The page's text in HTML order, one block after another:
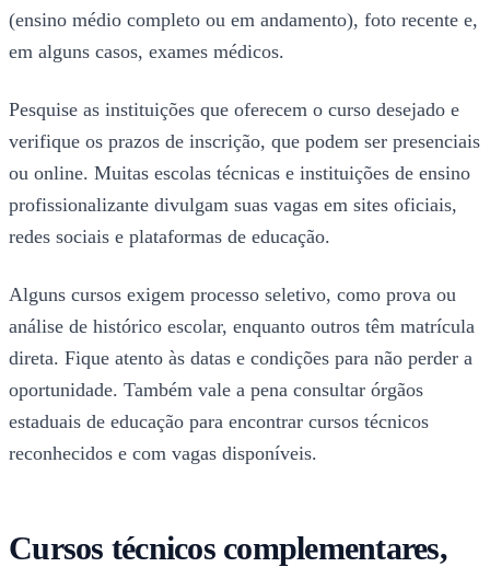
(ensino médio completo ou em andamento), foto recente e,
em alguns casos, exames médicos.
Pesquise as instituições que oferecem o curso desejado e
verifique os prazos de inscrição, que podem ser presenciais
ou online. Muitas escolas técnicas e instituições de ensino
profissionalizante divulgam suas vagas em sites oficiais,
redes sociais e plataformas de educação.
Alguns cursos exigem processo seletivo, como prova ou
análise de histórico escolar, enquanto outros têm matrícula
direta. Fique atento às datas e condições para não perder a
oportunidade. Também vale a pena consultar órgãos
estaduais de educação para encontrar cursos técnicos
reconhecidos e com vagas disponíveis.
Cursos técnicos complementares,